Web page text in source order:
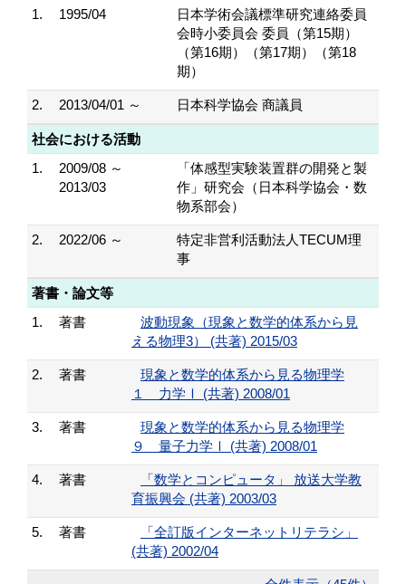
1.
1995/04
日本学術会議標準研究連絡委員
会時小委員会 委員（第15期）
（第16期）（第17期）（第18
期）
2. 2013/04/01 ～ 日本科学協会 商議員
社会における活動
1.
2009/08 ～
2013/03
「体感型実験装置群の開発と製
作」研究会（日本科学協会・数
物系部会）
2. 2022/06 ～
特定非営利活動法人TECUM理
事
著書・論文等
1.
著書
波動現象（現象と数学的体系から見
える物理3） (共著) 2015/03
2. 著書
現象と数学的体系から見る物理学
１ 力学Ⅰ (共著) 2008/01
3. 著書
現象と数学的体系から見る物理学
９ 量子力学Ⅰ (共著) 2008/01
4. 著書
「数学とコンピュータ」 放送大学教
育振興会 (共著) 2003/03
5. 著書
「全訂版インターネットリテラシ」
(共著) 2002/04